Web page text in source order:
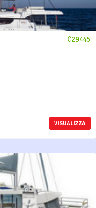
C29445
VISUALIZZA